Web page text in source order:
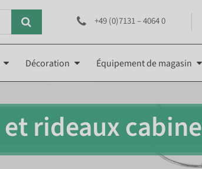
+49 (0)7131 – 4064 0
Décoration Équipement de magasin
rideaux cabine